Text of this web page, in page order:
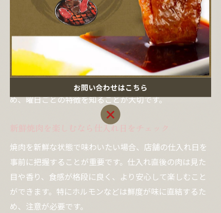
が味や安全性に直結します。
例えば、多くの焼肉店では週の初めや週末に合わせて仕
入れを強化する傾向があります。これは、消費者の来店
が集中しやすいタイミングに合わせ、新鮮な肉を提供し
やすくするためです。しかし、その一方で、仕入れ直後
と比べて日数が経過した肉が提供される曜日もあるた
め、曜日ごとの特徴を知ることが大切です。
新鮮焼肉を楽しむなら仕入れ日をチェック
焼肉を新鮮な状態で味わいたい場合、店舗の仕入れ日を
事前に把握することが重要です。仕入れ直後の肉は見た
目や香り、食感が格段に良く、より安心して楽しむこと
ができます。特にホルモンなどは鮮度が味に直結するた
め、注意が必要です。
お問い合わせはこちら
お問い合わせはこちら